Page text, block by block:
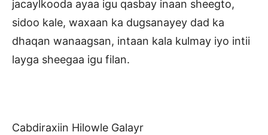
jacaylkooda ayaa igu qasbay inaan sheegto,
sidoo kale, waxaan ka dugsanayey dad ka
dhaqan wanaagsan, intaan kala kulmay iyo intii
layga sheegaa igu filan.
Cabdiraxiin Hilowle Galayr